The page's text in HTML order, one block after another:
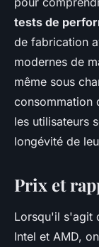
tests de
de fabrication
modernes de
même sous
consommation
les utilisateurs
longévité de
Prix et
Lorsqu'il s'agit
Intel et AMD,